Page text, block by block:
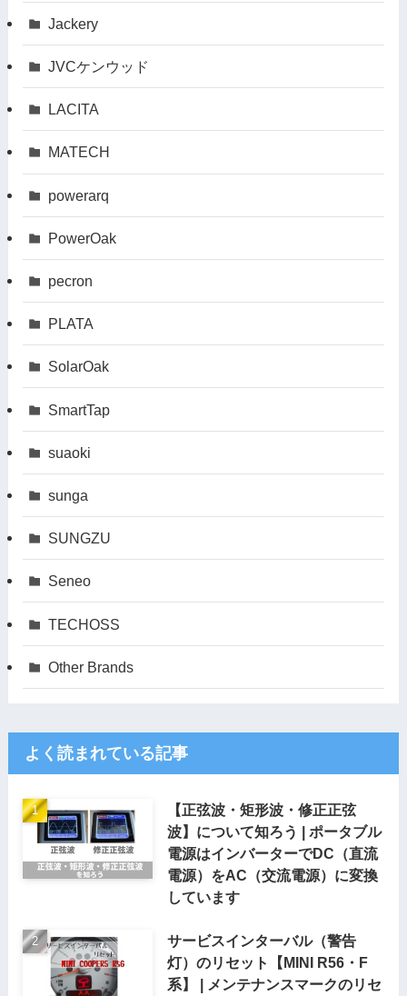
Jackery
JVCケンウッド
LACITA
MATECH
powerarq
PowerOak
pecron
PLATA
SolarOak
SmartTap
suaoki
sunga
SUNGZU
Seneo
TECHOSS
Other Brands
よく読まれている記事
【正弦波・矩形波・修正正弦
波】について知ろう | ポータブル
電源はインバーターでDC（直流
電源）をAC（交流電源）に変換
しています
サービスインターバル（警告
灯）のリセット【MINI R56・F
系】 | メンテナンスマークのリセ